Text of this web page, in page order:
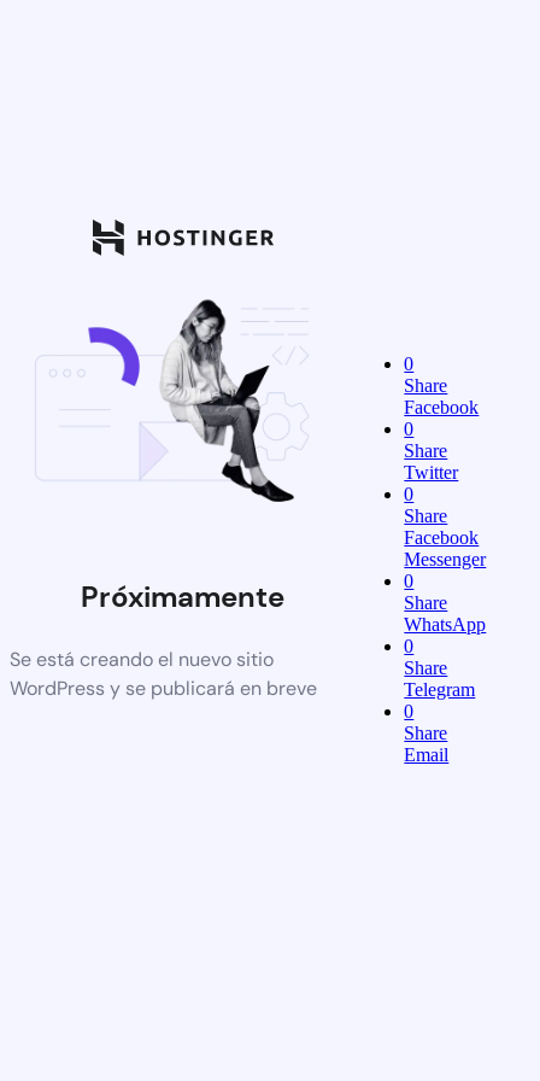
Próximamente
Se está creando el nuevo sitio
WordPress y se publicará en breve
0
Share
Facebook
0
Share
Twitter
0
Share
Facebook
Messenger
0
Share
WhatsApp
0
Share
Telegram
0
Share
Email